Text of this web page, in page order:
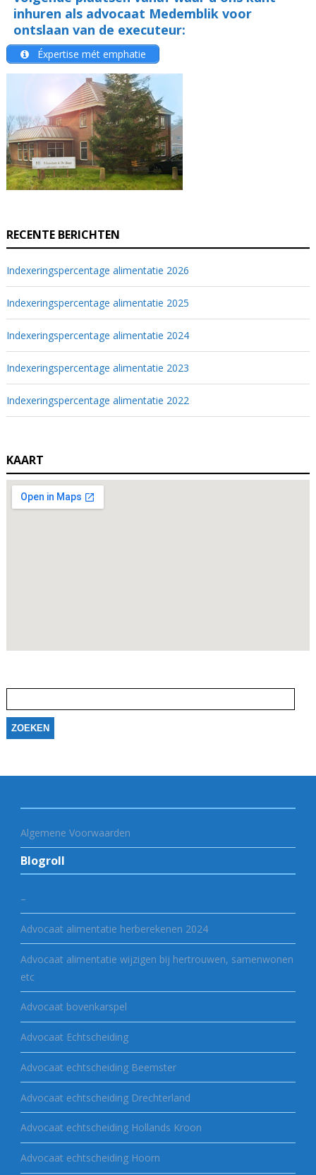
inhuren als advocaat Medemblik voor
ontslaan van de executeur:
Éxpertise mét emphatie
RECENTE BERICHTEN
Indexeringspercentage alimentatie 2026
Indexeringspercentage alimentatie 2025
Indexeringspercentage alimentatie 2024
Indexeringspercentage alimentatie 2023
Indexeringspercentage alimentatie 2022
KAART
naar:
Algemene Voorwaarden
Blogroll
–
Advocaat alimentatie herberekenen 2024
Advocaat alimentatie wijzigen bij hertrouwen, samenwonen
etc
Advocaat bovenkarspel
Advocaat Echtscheiding
Advocaat echtscheiding Beemster
Advocaat echtscheiding Drechterland
Advocaat echtscheiding Hollands Kroon
Advocaat echtscheiding Hoorn